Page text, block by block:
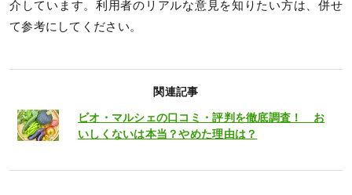
介しています。利用者のリアルな意見を知りたい方は、併せ
て参考にしてください。
関連記事
ビオ・マルシェの口コミ・評判を徹底調査！ お
いしくないは本当？やめた理由は？